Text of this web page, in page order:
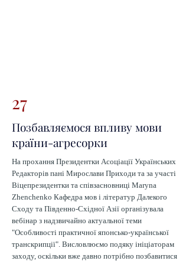
27
Позбавляємося впливу мови
країни-агресорки
На прохання Президентки Асоціації Українських
Редакторів пані Мирослави Приходи та за участі
Віцепрезидентки та співзасновниці Maryna
Zhenchenko Кафедра мов і літератур Далекого
Сходу та Південно-Східної Азії організувала
вебінар з надзвичайно актуальної теми
"Особливості практичної японсько-української
транскрипції". Висловлюємо подяку ініціаторам
заходу, оскільки вже давно потрібно позбавитися